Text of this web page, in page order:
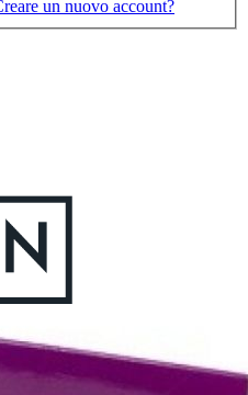
un nuovo account?